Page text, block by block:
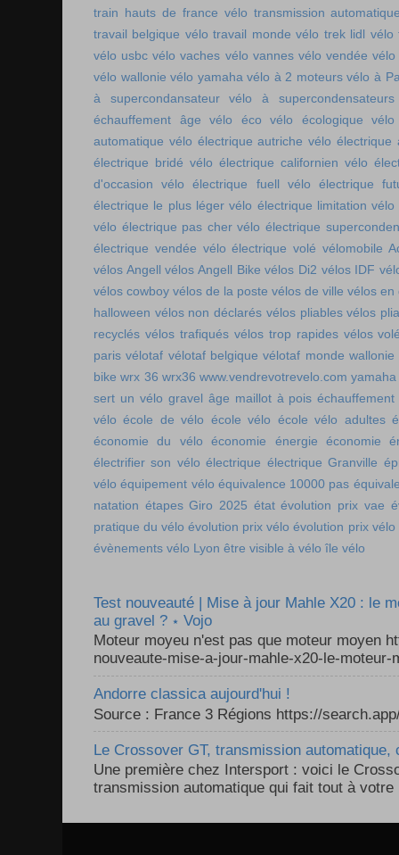
train hauts de france vélo transmission
travail belgique vélo travail monde vélo trek lidl vélo
vélo usbc vélo vaches vélo vannes vélo vendée vélo
vélo wallonie vélo yamaha vélo à 2 moteurs vélo à
à supercondansateur
vélo à supercondensateurs
échauffement âge
vélo éco vélo écologique
automatique vélo électrique autriche vélo électrique
électrique bridé vélo électrique californien vélo
d'occasion
vélo électrique fuell
vélo électrique
électrique le plus léger vélo électrique limitation vélo
vélo électrique pas cher vélo électrique
électrique vendée vélo électrique volé vélomobile
vélos Angell vélos Angell Bike vélos Di2 vélos IDF
vélos cowboy vélos de la poste vélos de ville vélos en
halloween vélos non déclarés vélos pliables vélos
recyclés vélos trafiqués vélos trop rapides vélos
paris vélotaf vélotaf belgique vélotaf monde wallonie
bike wrx 36 wrx36 www.vendrevotrevelo.com
sert un vélo gravel âge maillot à pois
vélo école de vélo école vélo école vélo adultes
économie du vélo
économie énergie
économie
électrifier son vélo électrique électrique Granville
vélo équipement vélo équivalence 10000 pas
natation étapes Giro 2025 état évolution prix vae
pratique du vélo évolution prix vélo évolution prix
évènements vélo Lyon être visible à vélo île vélo
Test nouveauté | Mise à jour Mahle X20 : le
au gravel ? ⋆ Vojo
Moteur moyeu n'est pas que moteur moyen
nouveaute-mise-a-jour-mahle-x20-le-
Andorre classica aujourd'hui !
Source : France 3 Régions https://
Le Crossover GT, transmission automatique,
Une première chez Intersport : voici le
transmission automatique qui fait tout à